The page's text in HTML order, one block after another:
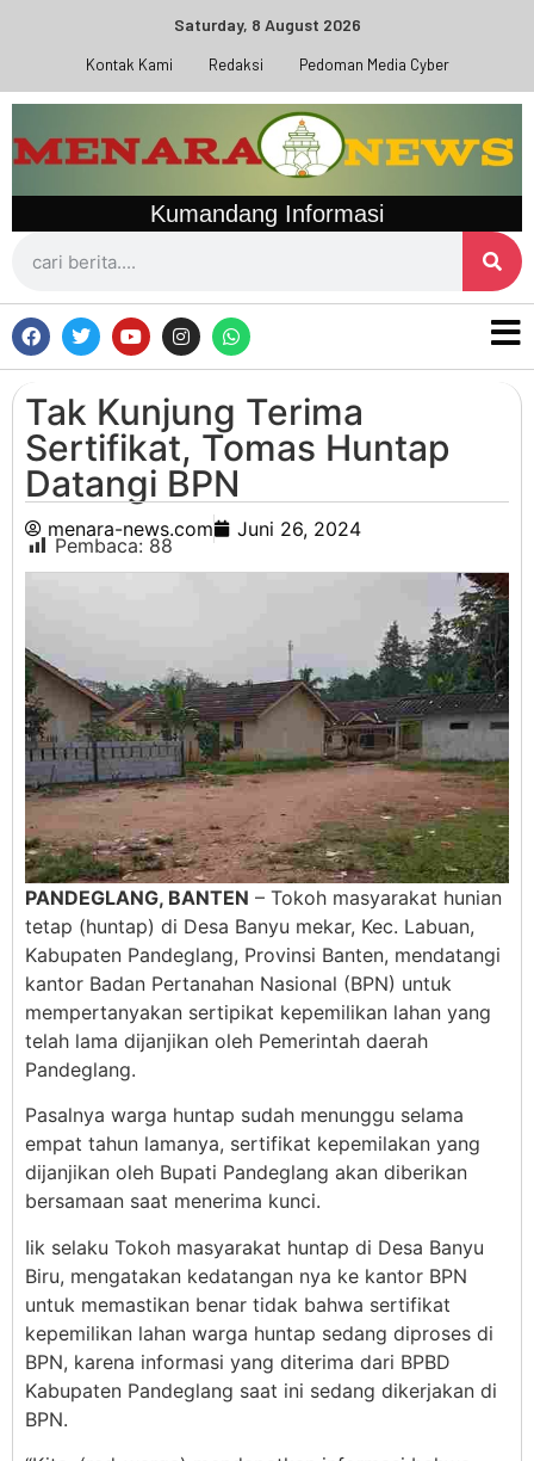
Saturday, 8 August 2026
Kontak Kami Redaksi Pedoman Media Cyber
Kumandang Informasi
Tak Kunjung Terima
Sertifikat, Tomas Huntap
Datangi BPN
menara-news.com Juni 26, 2024
Pembaca: 88
PANDEGLANG, BANTEN – Tokoh masyarakat hunian
tetap (huntap) di Desa Banyu mekar, Kec. Labuan,
Kabupaten Pandeglang, Provinsi Banten, mendatangi
kantor Badan Pertanahan Nasional (BPN) untuk
mempertanyakan sertipikat kepemilikan lahan yang
telah lama dijanjikan oleh Pemerintah daerah
Pandeglang.
Pasalnya warga huntap sudah menunggu selama
empat tahun lamanya, sertifikat kepemilakan yang
dijanjikan oleh Bupati Pandeglang akan diberikan
bersamaan saat menerima kunci.
Iik selaku Tokoh masyarakat huntap di Desa Banyu
Biru, mengatakan kedatangan nya ke kantor BPN
untuk memastikan benar tidak bahwa sertifikat
kepemilikan lahan warga huntap sedang diproses di
BPN, karena informasi yang diterima dari BPBD
Kabupaten Pandeglang saat ini sedang dikerjakan di
BPN.